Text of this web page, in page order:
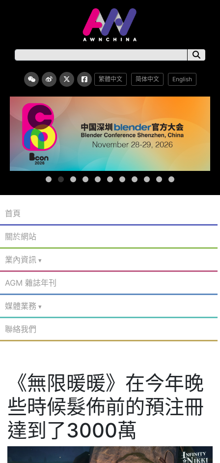
繁體中文 简体中文 English
首頁
關於網站
業內資訊
AGM 雜誌年刊
媒體業務
聯絡我們
《無限暖暖》在今年晚
些時候髮佈前的預注冊
達到了3000萬